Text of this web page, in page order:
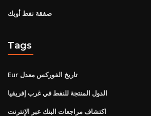
صفقة نفط أوبك
Tags
Eur تاريخ الفوركس معدل
الدول المنتجة للنفط في غرب إفريقيا
اكتشاف مراجعات البنك عبر الإنترنت